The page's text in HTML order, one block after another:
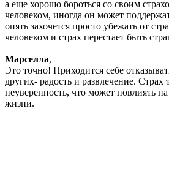
а еще хорошо бороться со своим
человеком, иногда он может
опять захочется просто убежать от
человеком и страх перестает быть
Марселла,
Это точно! Приходится себе
других- радость и развлечение. Страх
неуверенность, что может повлиять
жизни.
| |